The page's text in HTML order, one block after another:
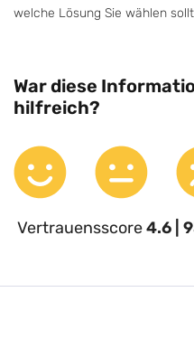
welche Lösung Sie wählen
War diese
hilfreich?
Vertrauensscore4.6 |